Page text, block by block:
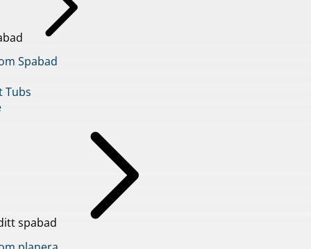
Spabad
Tubs
spabad